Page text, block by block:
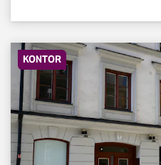
KONTOR